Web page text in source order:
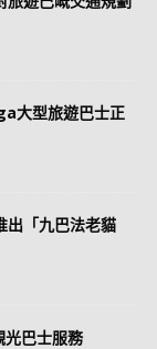
大型旅遊巴士正
出「九巴法老貓
光巴士服務